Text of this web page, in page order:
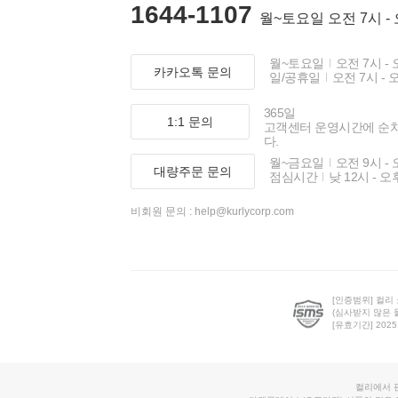
1644-1107 월~토요일 오전 7시 -
카카오톡 문의
월~토요일
오전 7시 -
일/공휴일
오전 7시 -
1:1 문의
365일
고객센터 운영시간에 순
다.
대량주문 문의
월~금요일
오전 9시 -
점심시간
낮 12시 - 오
비회원 문의 : help@kurlycorp.com
[인증범위] 컬리
(심사받지 않은
[유효기간]
컬리에서